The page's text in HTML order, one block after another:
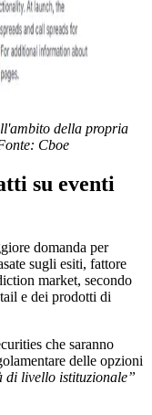
della propria
Cboe
su eventi
domanda per
sugli esiti, fattore
market, secondo
e dei prodotti di
che saranno
delle opzioni
di livello istituzionale”